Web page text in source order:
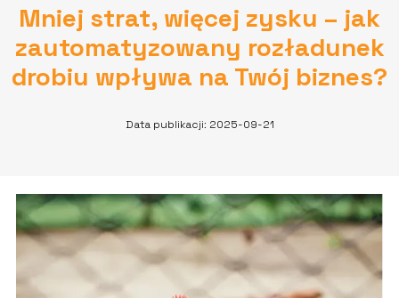
Mniej strat, więcej zysku – jak
zautomatyzowany rozładunek
drobiu wpływa na Twój biznes?
Data publikacji: 2025-09-21